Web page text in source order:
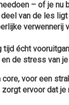
– of je nu
van de les
écht
de stress van
voor een
ervoor dat